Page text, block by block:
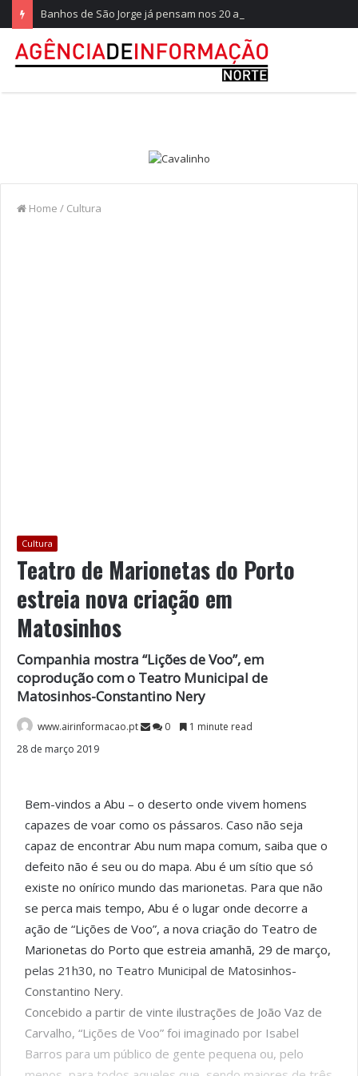
Home / Cultura
Cultura
Teatro de Marionetas do Porto
estreia nova criação em
Matosinhos
Companhia mostra “Lições de Voo”, em
coprodução com o Teatro Municipal de
Matosinhos-Constantino Nery
www.airinformacao.pt 0
1 minute read
28 de março 2019
Bem-vindos a Abu – o deserto onde vivem homens
capazes de voar como os pássaros. Caso não seja
capaz de encontrar Abu num mapa comum, saiba que o
defeito não é seu ou do mapa. Abu é um sítio que só
existe no onírico mundo das marionetas. Para que não
se perca mais tempo, Abu é o lugar onde decorre a
ação de “Lições de Voo”, a nova criação do Teatro de
Marionetas do Porto que estreia amanhã, 29 de março,
pelas 21h30, no Teatro Municipal de Matosinhos-
Constantino Nery.
Concebido a partir de vinte ilustrações de João Vaz de
Carvalho, “Lições de Voo” foi imaginado por Isabel
Barros para um público de gente pequena ou, pelo